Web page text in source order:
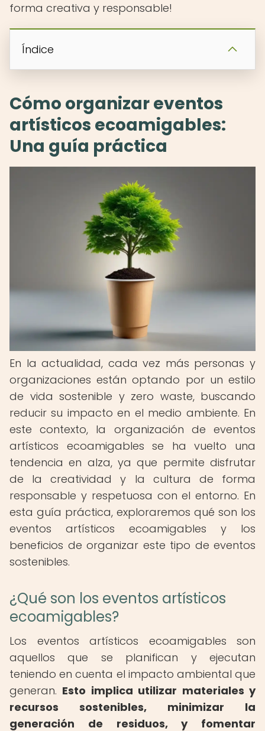
forma creativa y responsable!
Índice
Cómo organizar eventos
artísticos ecoamigables:
Una guía práctica
En la actualidad, cada vez más personas y
organizaciones están optando por un estilo
de vida sostenible y zero waste, buscando
reducir su impacto en el medio ambiente. En
este contexto, la organización de eventos
artísticos ecoamigables se ha vuelto una
tendencia en alza, ya que permite disfrutar
de la creatividad y la cultura de forma
responsable y respetuosa con el entorno. En
esta guía práctica, exploraremos qué son los
eventos artísticos ecoamigables y los
beneficios de organizar este tipo de eventos
sostenibles.
¿Qué son los eventos artísticos
ecoamigables?
Los eventos artísticos ecoamigables son
aquellos que se planifican y ejecutan
teniendo en cuenta el impacto ambiental que
generan. Esto implica utilizar materiales y
recursos sostenibles, minimizar la
generación de residuos, y fomentar